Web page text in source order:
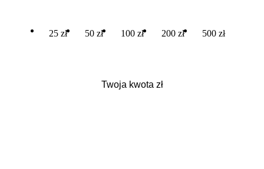
25 zł 50 zł 100 zł 200 zł 500 zł